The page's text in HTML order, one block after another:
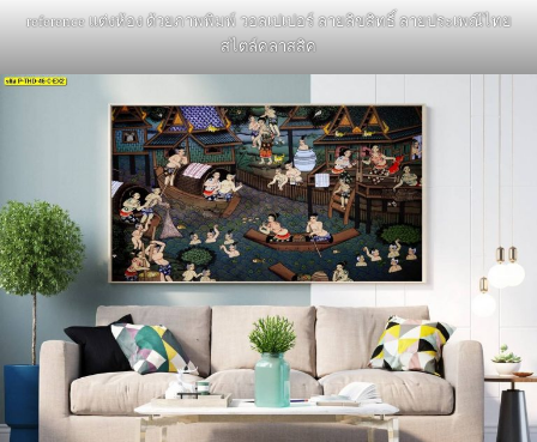
reference แต่งห้อง ด้วยภาพพิมพ์ วอลเปเปอร์ ลายลิขสิทธิ์ ลายประเพณีไทย
สไตล์คลาสสิค